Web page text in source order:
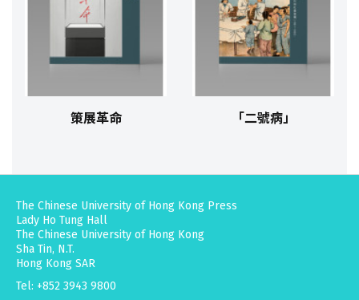
策展革命 「二號病」
The Chinese University of Hong Kong Press
Lady Ho Tung Hall
The Chinese University of Hong Kong
Sha Tin, N.T.
Hong Kong SAR
Tel: +852 3943 9800